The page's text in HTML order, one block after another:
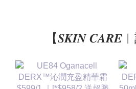
【𝑺𝑲𝑰𝑵 𝑪𝑨𝑹𝑬︱